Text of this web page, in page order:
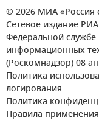
© 2026 МИА «Россия
Сетевое издание
Федеральной службе
информационных
(Роскомнадзор) 08
Политика
логирования
Политика
Правила